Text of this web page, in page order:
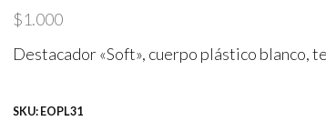
$1.000
Destacador «Soft», cuerpo plástico blanco,
SKU: EOPL31